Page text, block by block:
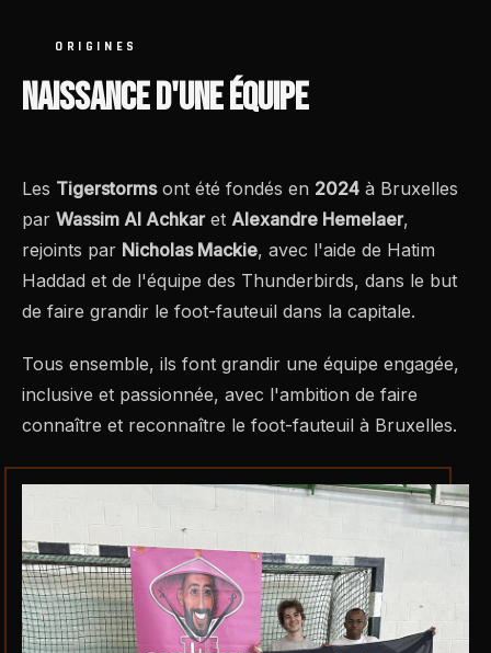
ORIGINES
NAISSANCE D'UNE ÉQUIPE
Les Tigerstormsont été fondés en 2024 à Bruxelles
par Wassim Al Achkaret Alexandre Hemelaer,
rejoints par Nicholas Mackie, avec l'aide de Hatim
Haddad et de l'équipe des Thunderbirds, dans le but
de faire grandir le foot-fauteuil dans la capitale.
Tous ensemble, ils font grandir une équipe engagée,
inclusive et passionnée, avec l'ambition de faire
connaître et reconnaître le foot-fauteuil à Bruxelles.